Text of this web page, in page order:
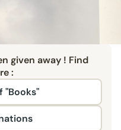
given away ! Find
:
"Books"